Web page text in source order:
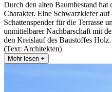
Durch den alten Baumbestand hat
Charakter. Eine Schwarzkiefer
Schattenspender für die Terrasse
unmittelbarer Nachbarschaft mit
den Kreislauf des Baustoffes Holz.
(Text: Architekten)
Mehr lesen +